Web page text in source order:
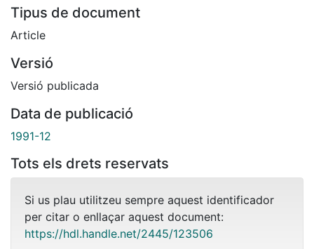
Tipus de document
Article
Versió
Versió publicada
Data de publicació
1991-12
Tots els drets reservats
Si us plau utilitzeu sempre aquest identificador
per citar o enllaçar aquest document:
https://hdl.handle.net/2445/123506